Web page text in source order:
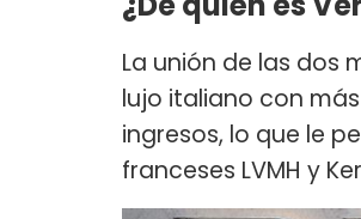
La unión de las dos
lujo italiano con
ingresos, lo que le
franceses LVMH y